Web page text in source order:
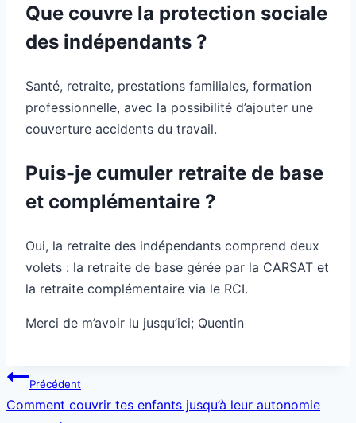
Que couvre la protection sociale
des indépendants ?
Santé, retraite, prestations familiales, formation
professionnelle, avec la possibilité d’ajouter une
couverture accidents du travail.
Puis-je cumuler retraite de base
et complémentaire ?
Oui, la retraite des indépendants comprend deux
volets : la retraite de base gérée par la CARSAT et
la retraite complémentaire via le RCI.
Merci de m’avoir lu jusqu’ici; Quentin
Navigation
de
l’article
Précédent
Comment couvrir tes enfants jusqu’à leur autonomie